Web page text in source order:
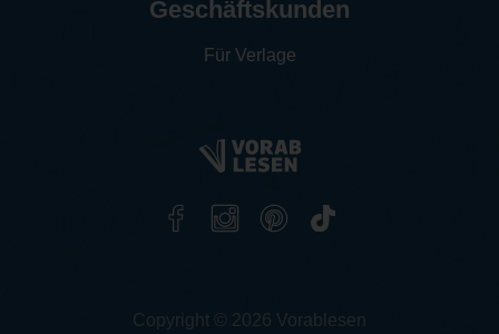
Geschäftskunden
Für Verlage
Copyright © 2026 Vorablesen